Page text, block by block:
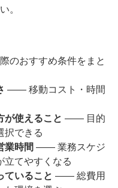
。
のおすすめ条件をまと
—— 移動コスト・時間
が使えること —— 目的
択できる
業時間 —— 業務スケジ
立てやすくなる
ていること —— 総費用